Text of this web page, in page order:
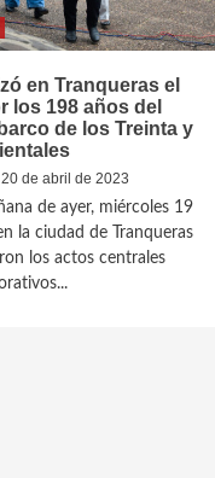
en Tranqueras el
los 198 años del
de los Treinta y
de abril de 2023
de ayer, miércoles 19
la ciudad de Tranqueras
los actos centrales